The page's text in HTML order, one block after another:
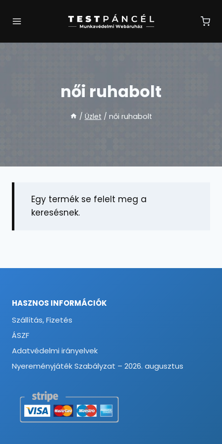
női ruhabolt
/ Üzlet / női ruhabolt
Egy termék se felelt meg a
keresésnek.
HASZNOS INFORMÁCIÓK
Szállítás, Fizetés
ÁSZF
Adatvédelmi irányelvek
Nyereményjáték Szabályzat – 2026. augusztus